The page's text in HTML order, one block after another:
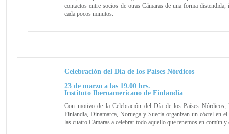
contactos entre socios de otras Cámaras de una forma
cada pocos minutos.
Celebración del Día de los Países Nórdicos
23 de marzo a las 19.00 hrs.
Instituto Iberoamericano de Finlandia
Con motivo de la Celebración del Día de los Países Nórdicos,
Finlandia, Dinamarca, Noruega y Suecia organizan un cóctel en
las cuatro Cámaras a celebrar todo aquello que tenemos en común